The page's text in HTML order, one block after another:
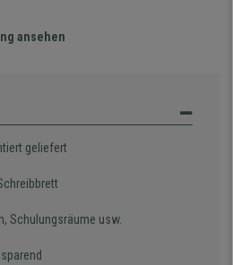
ansehen
geliefert
Schulungsräume usw.